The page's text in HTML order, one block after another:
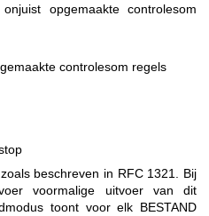
opgemaakte controlesom
controlesom regels
beschreven in RFC 1321. Bij
voormalige uitvoer van dit
toont voor elk BESTAND